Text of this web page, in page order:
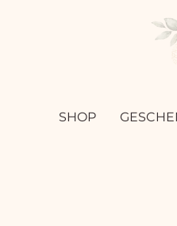
SHOP